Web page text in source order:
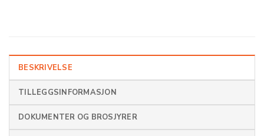
BESKRIVELSE
TILLEGGSINFORMASJON
DOKUMENTER OG BROSJYRER